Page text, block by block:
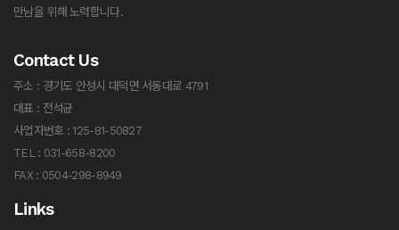
만남을 위해 노력합니다.
Contact Us
주소 : 경기도 안성시 대덕면 서동대로 4791
대표 : 전석균
사업자번호 : 125-81-50827
TEL : 031-658-8200
FAX : 0504-298-8949
Links